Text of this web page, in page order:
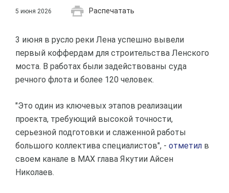
5 июня 2026 Распечатать
3 июня в русло реки Лена успешно вывели
первый коффердам для строительства Ленского
моста. В работах были задействованы суда
речного флота и более 120 человек.
"Это один из ключевых этапов реализации
проекта, требующий высокой точности,
серьезной подготовки и слаженной работы
большого коллектива специалистов", - отметил в
своем канале в МАХ глава Якутии Айсен
Николаев.